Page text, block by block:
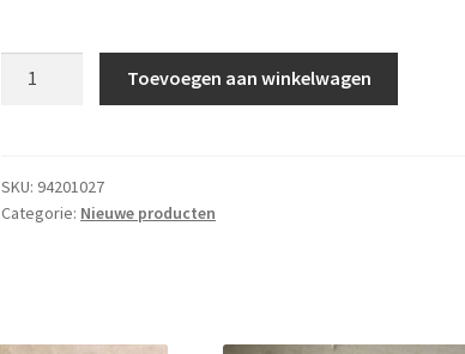
WB802
aantal
Toevoegen aan winkelwagen
SKU: 94201027
Categorie: Nieuwe producten